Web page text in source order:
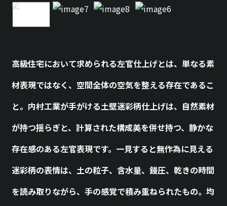
高級住宅において求められる左官仕上げとは、単なる素
材表現ではなく、空間全体の空気を整える存在であるこ
と。内村工業が手がける土壁迷彩柄仕上げは、 自然素材
が持つ揺らぎと、計算された構成美を併せ持つ、静かな
存在感のある左官表現です。 一見すると無作為に見える
迷彩柄の表情は、土の粒子、含水量、鏝圧、乾きの時間
を読み取りながら、手の感覚で積み重ねられたもの。均